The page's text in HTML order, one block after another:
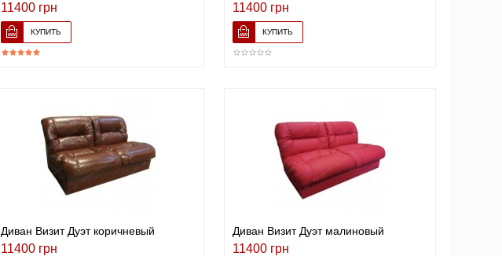
11400 грн 11400 грн
Диван Визит Дуэт коричневый
11400 грн
Диван Визит Дуэт малиновый
11400 грн